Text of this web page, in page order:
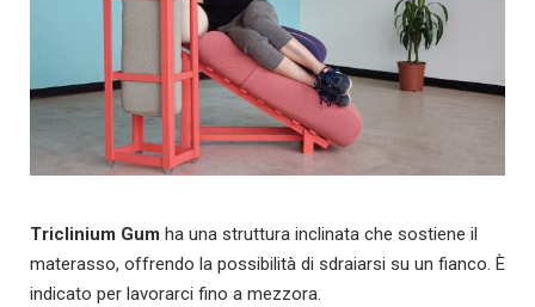
Triclinium Gum ha una struttura inclinata che sostiene il
materasso, offrendo la possibilità di sdraiarsi su un fianco. È
indicato per lavorarci fino a mezzora.